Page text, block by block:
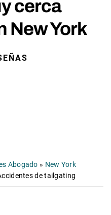
cerca
New York
Abogado » New York
de tailgating